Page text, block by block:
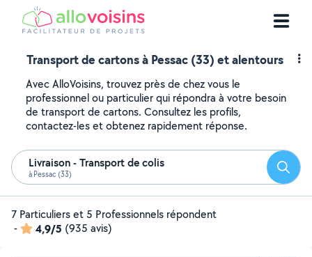
Transport de cartons à Pessac (33) et alentours
Avec AlloVoisins, trouvez près de chez vous le
professionnel ou particulier qui répondra à votre besoin
de transport de cartons. Consultez les profils,
contactez-les et obtenez rapidement réponse.
Livraison - Transport de colis
à Pessac (33)
7 Particuliers et 5 Professionnels répondent
-
4,9/5 (935 avis)